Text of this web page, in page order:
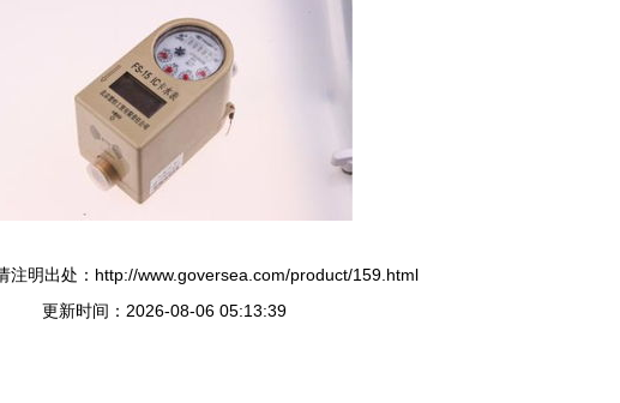
注明出处：http://www.goversea.com/product/159.html
更新时间：2026-08-06 05:13:39